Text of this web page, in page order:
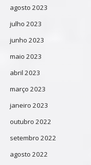
agosto 2023
julho 2023
junho 2023
maio 2023
abril 2023
março 2023
janeiro 2023
outubro 2022
setembro 2022
agosto 2022